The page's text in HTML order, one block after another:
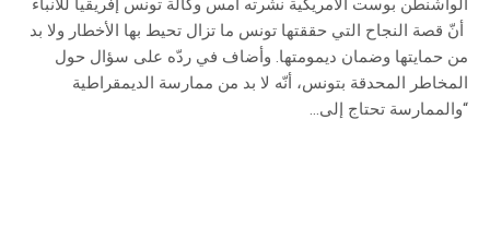
أنّ قصة النجاح التي حققتها تونس ما تزال تحيط بها الأخطار ولا بد
من حمايتها وضمان ديمومتها. وأضاف في ردّه على سؤال حول
المخاطر المحدقة بتونس، أنّه لا بد من ممارسة الديمقراطية
“والممارسة تحتاج إلى...